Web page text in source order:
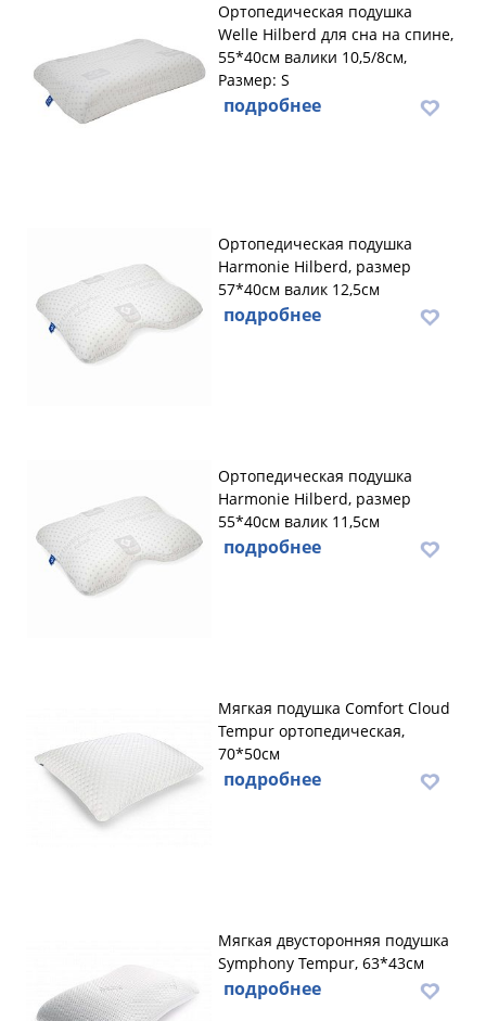
Ортопедическая подушка
Welle Hilberd для сна на спине,
55*40см валики 10,5/8см,
Размер: S
подробнее
Ортопедическая подушка
Harmonie Hilberd, размер
57*40см валик 12,5см
подробнее
Ортопедическая подушка
Harmonie Hilberd, размер
55*40см валик 11,5см
подробнее
Мягкая подушка Comfort Cloud
Tempur ортопедическая,
70*50см
подробнее
Мягкая двусторонняя подушка
Symphony Tempur, 63*43см
подробнее